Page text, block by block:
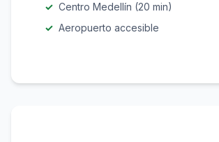
Centro Medellín (20 min)
Aeropuerto accesible